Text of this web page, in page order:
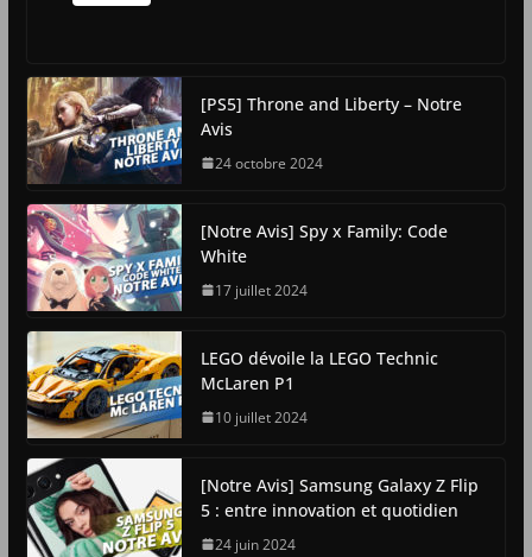
[PS5] Throne and Liberty – Notre
Avis
24 octobre 2024
[Notre Avis] Spy x Family: Code
White
17 juillet 2024
LEGO dévoile la LEGO Technic
McLaren P1
10 juillet 2024
[Notre Avis] Samsung Galaxy Z Flip
5 : entre innovation et quotidien
24 juin 2024